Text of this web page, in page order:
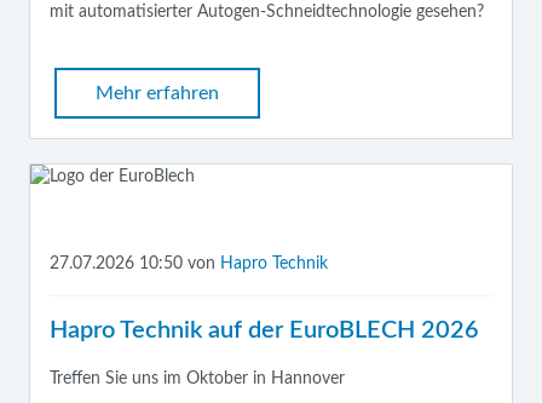
mit automatisierter Autogen-Schneidtechnologie gesehen?
Mehr erfahren
27.07.2026 10:50 von Hapro Technik
Hapro Technik auf der EuroBLECH 2026
Treffen Sie uns im Oktober in Hannover